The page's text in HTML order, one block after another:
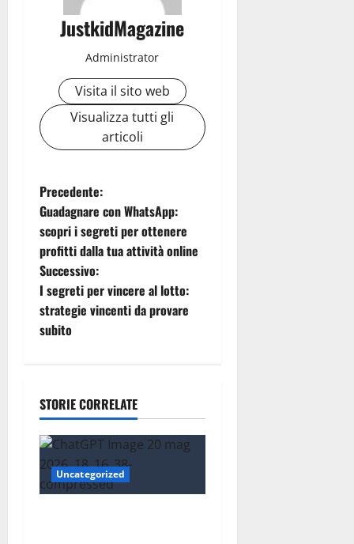
JustkidMagazine
Administrator
Visita il sito web
Visualizza tutti gli
articoli
N
a
v
i
g
z
i
o
n
Precedente:
Guadagnare con WhatsApp:
scopri i segreti per ottenere
profitti dalla tua attività online
Successivo:
I segreti per vincere al lotto:
strategie vincenti da provare
subito
STORIE CORRELATE
Uncategorized